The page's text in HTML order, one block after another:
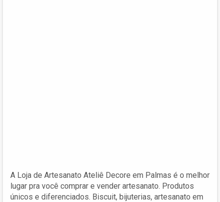
A Loja de Artesanato Ateliê Decore em Palmas é o melhor
lugar pra você comprar e vender artesanato. Produtos
únicos e diferenciados. Biscuit, bijuterias, artesanato em